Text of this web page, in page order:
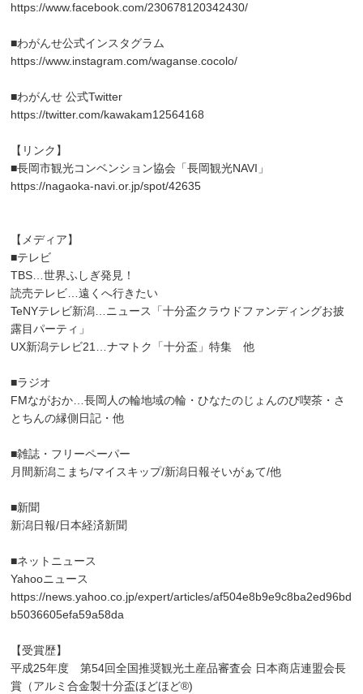
https://www.facebook.com/230678120342430/
■わがんせ公式インスタグラム
https://www.instagram.com/waganse.cocolo/
■わがんせ 公式Twitter
https://twitter.com/kawakam12564168
【リンク】
■長岡市観光コンベンション協会「長岡観光NAVI」
https://nagaoka-navi.or.jp/spot/42635
【メディア】
■テレビ
TBS…世界ふしぎ発見！
読売テレビ…遠くへ行きたい
TeNYテレビ新潟…ニュース「十分盃クラウドファンディングお披
露目パーティ」
UX新潟テレビ21…ナマトク「十分盃」特集 他
■ラジオ
FMながおか…長岡人の輪地域の輪・ひなたのじょんのび喫茶・さ
とちんの縁側日記・他
■雑誌・フリーペーパー
月間新潟こまち/マイスキップ/新潟日報そいがぁて/他
■新聞
新潟日報/日本経済新聞
■ネットニュース
Yahooニュース
https://news.yahoo.co.jp/expert/articles/af504e8b9e9c8ba2ed96bd
b5036605efa59a58da
【受賞歴】
平成25年度 第54回全国推奨観光土産品審査会 日本商店連盟会長
賞（アルミ合金製十分盃ほどほど®)